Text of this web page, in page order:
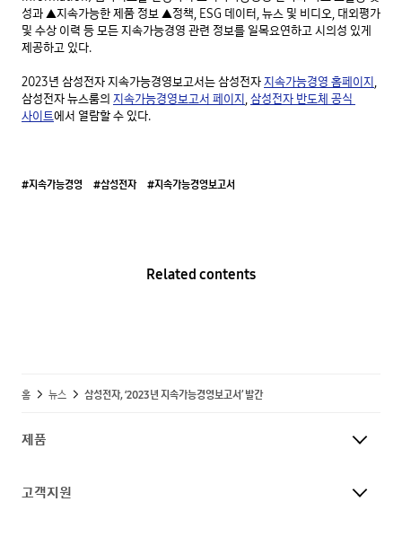
성과 ▲지속가능한 제품 정보 ▲정책, ESG 데이터, 뉴스 및 비디오, 대외평가
및 수상 이력 등 모든 지속가능경영 관련 정보를 일목요연하고 시의성 있게
제공하고 있다.
2023년 삼성전자 지속가능경영보고서는 삼성전자 지속가능경영 홈페이지,
삼성전자 뉴스룸의 지속가능경영보고서 페이지, 삼성전자 반도체 공식
사이트에서 열람할 수 있다.
#지속가능경영 #삼성전자 #지속가능경영보고서
Related contents
홈 뉴스 삼성전자, ‘2023년 지속가능경영보고서’ 발간
제품
고객지원